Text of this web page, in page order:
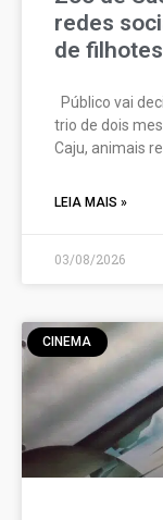
redes
de
Público vai
trio de dois
Caju, animais
LEIA MAIS »
03/08/2026
CINEMA